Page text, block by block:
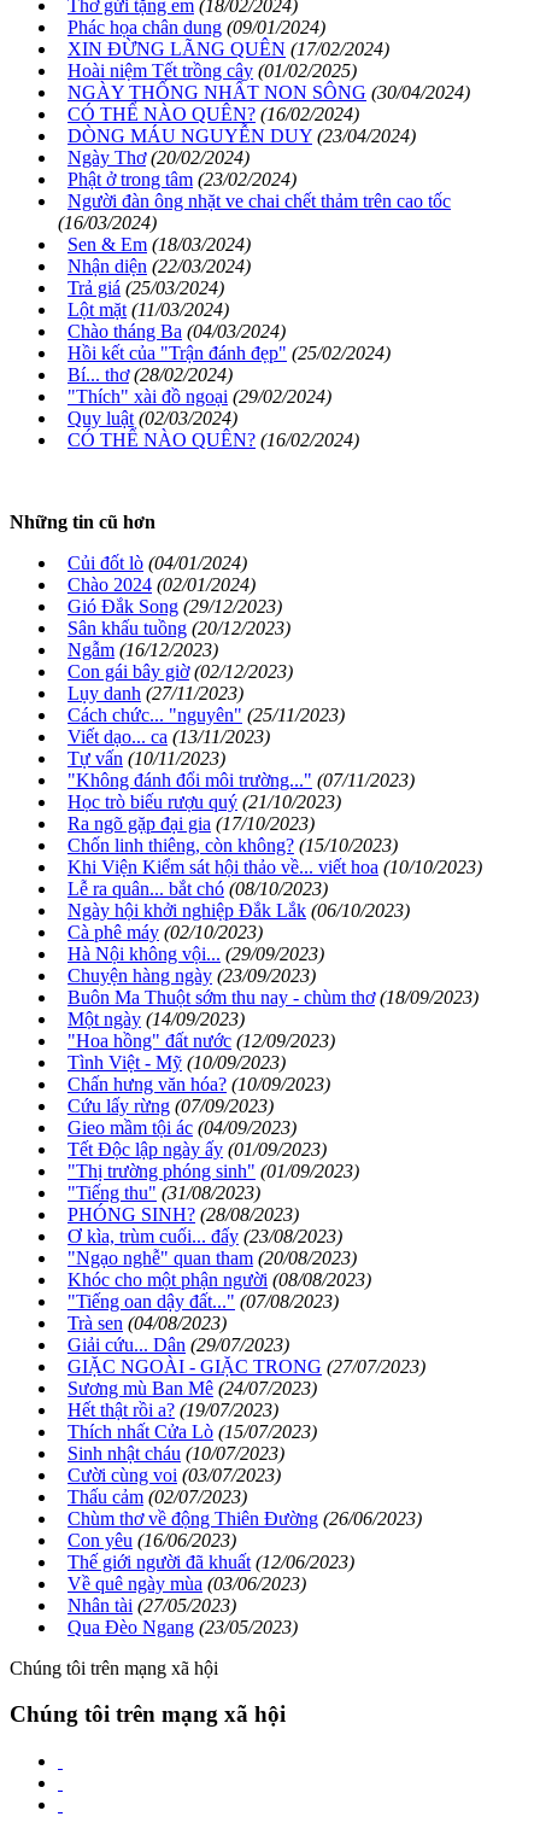
Thơ gửi tặng em (18/02/2024)
Phác họa chân dung (09/01/2024)
XIN ĐỪNG LÃNG QUÊN (17/02/2024)
Hoài niệm Tết trồng cây (01/02/2025)
NGÀY THỐNG NHẤT NON SÔNG (30/04/2024)
CÓ THỂ NÀO QUÊN? (16/02/2024)
DÒNG MÁU NGUYỄN DUY (23/04/2024)
Ngày Thơ (20/02/2024)
Phật ở trong tâm (23/02/2024)
Người đàn ông nhặt ve chai chết thảm trên cao tốc
(16/03/2024)
Sen & Em (18/03/2024)
Nhận diện (22/03/2024)
Trả giá (25/03/2024)
Lột mặt (11/03/2024)
Chào tháng Ba (04/03/2024)
Hồi kết của "Trận đánh đẹp" (25/02/2024)
Bí... thơ (28/02/2024)
"Thích" xài đồ ngoại (29/02/2024)
Quy luật (02/03/2024)
CÓ THỂ NÀO QUÊN? (16/02/2024)
Những tin cũ hơn
Củi đốt lò (04/01/2024)
Chào 2024 (02/01/2024)
Gió Đắk Song (29/12/2023)
Sân khấu tuồng (20/12/2023)
Ngẫm (16/12/2023)
Con gái bây giờ (02/12/2023)
Lụy danh (27/11/2023)
Cách chức... "nguyên" (25/11/2023)
Viết dạo... ca (13/11/2023)
Tự vấn (10/11/2023)
"Không đánh đổi môi trường..." (07/11/2023)
Học trò biếu rượu quý (21/10/2023)
Ra ngõ gặp đại gia (17/10/2023)
Chốn linh thiêng, còn không? (15/10/2023)
Khi Viện Kiểm sát hội thảo về... viết hoa (10/10/2023)
Lễ ra quân... bắt chó (08/10/2023)
Ngày hội khởi nghiệp Đắk Lắk (06/10/2023)
Cà phê máy (02/10/2023)
Hà Nội không vội... (29/09/2023)
Chuyện hàng ngày (23/09/2023)
Buôn Ma Thuột sớm thu nay - chùm thơ (18/09/2023)
Một ngày (14/09/2023)
"Hoa hồng" đất nước (12/09/2023)
Tình Việt - Mỹ (10/09/2023)
Chấn hưng văn hóa? (10/09/2023)
Cứu lấy rừng (07/09/2023)
Gieo mầm tội ác (04/09/2023)
Tết Độc lập ngày ấy (01/09/2023)
"Thị trường phóng sinh" (01/09/2023)
"Tiếng thu" (31/08/2023)
PHÓNG SINH? (28/08/2023)
Ơ kìa, trùm cuối... đấy (23/08/2023)
"Ngạo nghễ" quan tham (20/08/2023)
Khóc cho một phận người (08/08/2023)
"Tiếng oan dậy đất..." (07/08/2023)
Trà sen (04/08/2023)
Giải cứu... Dân (29/07/2023)
GIẶC NGOÀI - GIẶC TRONG (27/07/2023)
Sương mù Ban Mê (24/07/2023)
Hết thật rồi a? (19/07/2023)
Thích nhất Cửa Lò (15/07/2023)
Sinh nhật cháu (10/07/2023)
Cười cùng voi (03/07/2023)
Thấu cảm (02/07/2023)
Chùm thơ về động Thiên Đường (26/06/2023)
Con yêu (16/06/2023)
Thế giới người đã khuất (12/06/2023)
Về quê ngày mùa (03/06/2023)
Nhân tài (27/05/2023)
Qua Đèo Ngang (23/05/2023)
Chúng tôi trên mạng xã hội
Chúng tôi trên mạng xã hội